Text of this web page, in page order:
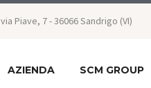
via Piave, 7 - 36066 Sandrigo (VI)
AZIENDA SCM GROUP